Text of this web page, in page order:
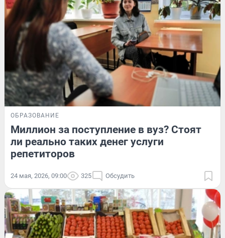
ОБРАЗОВАНИЕ
Миллион за поступление в вуз? Стоят
ли реально таких денег услуги
репетиторов
24 мая, 2026, 09:00 325 Обсудить